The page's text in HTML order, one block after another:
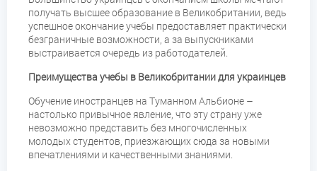
получать высшее образование в Великобритании, ведь
успешное окончание учебы предоставляет практически
безграничные возможности, а за выпускниками
выстраивается очередь из работодателей.
Преимущества учебы в Великобритании для украинцев
Обучение иностранцев на Туманном Альбионе –
настолько привычное явление, что эту страну уже
невозможно представить без многочисленных
молодых студентов, приезжающих сюда за новыми
впечатлениями и качественными знаниями.